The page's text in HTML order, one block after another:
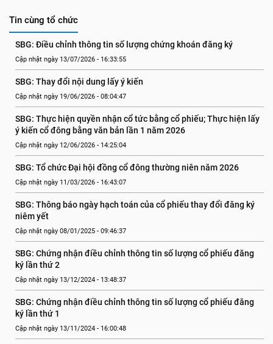
Tin cùng tổ chức
SBG: Điều chỉnh thông tin số lượng chứng khoán đăng ký
Cập nhật ngày 13/07/2026 - 16:33:55
SBG: Thay đổi nội dung lấy ý kiến
Cập nhật ngày 19/06/2026 - 08:04:47
SBG: Thực hiện quyền nhận cổ tức bằng cổ phiếu; Thực hiện lấy
ý kiến cổ đông bằng văn bản lần 1 năm 2026
Cập nhật ngày 12/06/2026 - 14:25:04
SBG: Tổ chức Đại hội đồng cổ đông thường niên năm 2026
Cập nhật ngày 11/03/2026 - 16:43:07
SBG: Thông báo ngày hạch toán của cổ phiếu thay đổi đăng ký
niêm yết
Cập nhật ngày 08/01/2025 - 09:46:37
SBG: Chứng nhận điều chỉnh thông tin số lượng cổ phiếu đăng
ký lần thứ 2
Cập nhật ngày 13/12/2024 - 13:48:37
SBG: Chứng nhận điều chỉnh thông tin số lượng cổ phiếu đăng
ký lần thứ 1
Cập nhật ngày 13/11/2024 - 16:00:48